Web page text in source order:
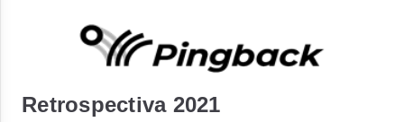
Retrospectiva 2021